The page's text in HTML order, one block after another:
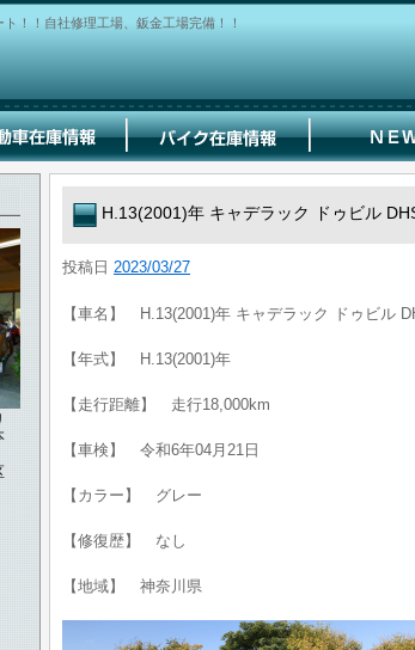
！！自社修理工場、鈑金工場完備！！
H.13(2001)年 キャデラック ドゥビル
投稿日 2023/03/27
【車名】 H.13(2001)年 キャデラック ドゥビル
【年式】 H.13(2001)年
【走行距離】 走行18,000km
【車検】 令和6年04月21日
【カラー】 グレー
【修復歴】 なし
【地域】 神奈川県